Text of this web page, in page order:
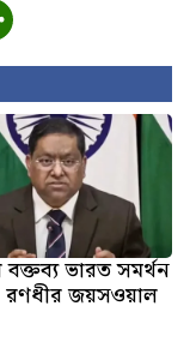
বক্তব্য ভারত সমর্থন
রণধীর জয়সওয়াল